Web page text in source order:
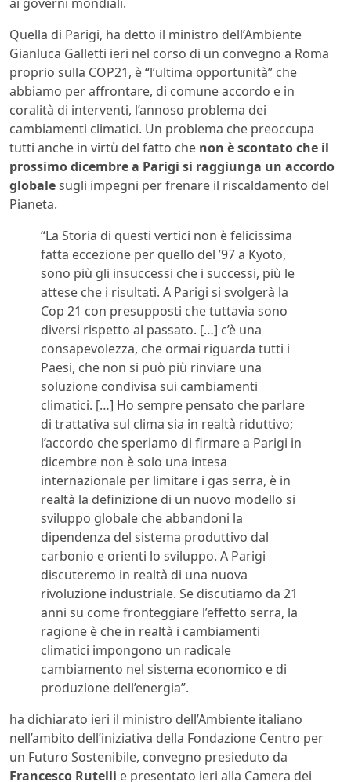
Quella di Parigi, ha detto il ministro dell’Ambiente
Gianluca Galletti ieri nel corso di un convegno a Roma
proprio sulla COP21, è “l’ultima opportunità” che
abbiamo per affrontare, di comune accordo e in
coralità di interventi, l’annoso problema dei
cambiamenti climatici. Un problema che preoccupa
tutti anche in virtù del fatto che non è scontato che il
prossimo dicembre a Parigi si raggiunga un accordo
globalesugli impegni per frenare il riscaldamento del
Pianeta.
“La Storia di questi vertici non è felicissima
fatta eccezione per quello del ’97 a Kyoto,
sono più gli insuccessi che i successi, più le
attese che i risultati. A Parigi si svolgerà la
Cop 21 con presupposti che tuttavia sono
diversi rispetto al passato. […] c’è una
consapevolezza, che ormai riguarda tutti i
Paesi, che non si può più rinviare una
soluzione condivisa sui cambiamenti
climatici. […] Ho sempre pensato che parlare
di trattativa sul clima sia in realtà riduttivo;
l’accordo che speriamo di firmare a Parigi in
dicembre non è solo una intesa
internazionale per limitare i gas serra, è in
realtà la definizione di un nuovo modello si
sviluppo globale che abbandoni la
dipendenza del sistema produttivo dal
carbonio e orienti lo sviluppo. A Parigi
discuteremo in realtà di una nuova
rivoluzione industriale. Se discutiamo da 21
anni su come fronteggiare l’effetto serra, la
ragione è che in realtà i cambiamenti
climatici impongono un radicale
cambiamento nel sistema economico e di
produzione dell’energia”.
ha dichiarato ieri il ministro dell’Ambiente italiano
nell’ambito dell’iniziativa della Fondazione Centro per
un Futuro Sostenibile, convegno presieduto da
Francesco Rutelli e presentato ieri alla Camera dei